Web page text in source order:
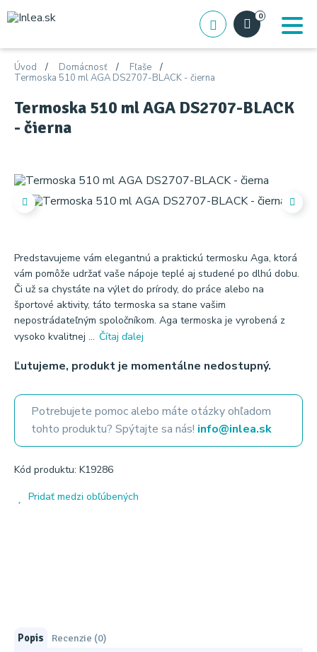
0
Úvod Domácnosť
Fľaše
Termoska 510 ml AGA DS2707-BLACK - čierna
Termoska 510 ml AGA DS2707-BLACK
- čierna
Predstavujeme vám elegantnú a praktickú termosku Aga, ktorá
vám pomôže udržať vaše nápoje teplé aj studené po dlhú dobu.
Či už sa chystáte na výlet do prírody, do práce alebo na
športové aktivity, táto termoska sa stane vašim
nepostrádateľným spoločníkom. Aga termoska je vyrobená z
vysoko kvalitnej ... Čítaj ďalej
Ľutujeme, produkt je momentálne nedostupný.
Potrebujete pomoc alebo máte otázky ohľadom
tohto produktu? Spýtajte sa nás! info@inlea.sk
Kód produktu: K19286
Pridať medzi obľúbených
Popis Recenzie (0)